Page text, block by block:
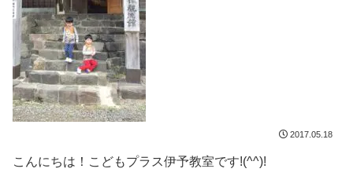
2017.05.18
こんにちは！こどもプラス伊予教室です!(^^)!